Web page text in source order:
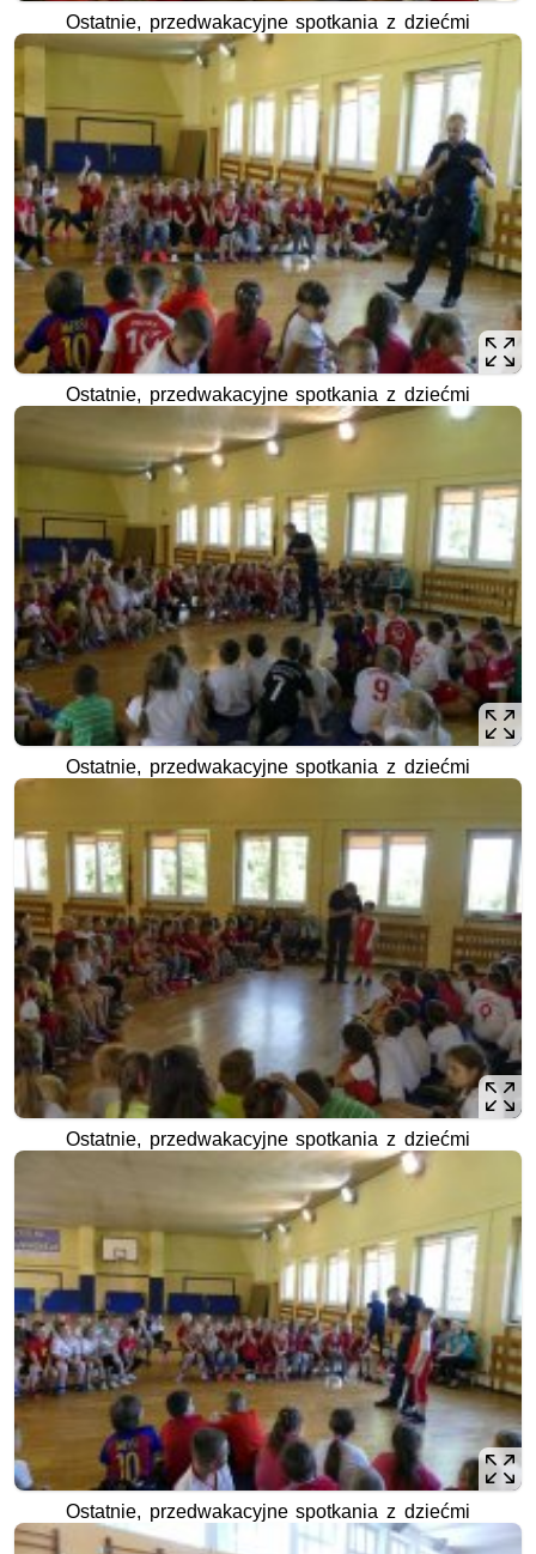
Ostatnie, przedwakacyjne spotkania z dziećmi
Ostatnie, przedwakacyjne spotkania z dziećmi
Ostatnie, przedwakacyjne spotkania z dziećmi
Ostatnie, przedwakacyjne spotkania z dziećmi
Ostatnie, przedwakacyjne spotkania z dziećmi